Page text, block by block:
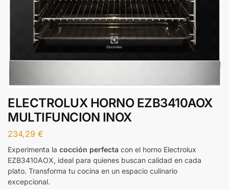
ELECTROLUX HORNO EZB3410AOX
MULTIFUNCION INOX
234,29 €
Experimenta la cocción perfecta con el horno Electrolux
EZB3410AOX, ideal para quienes buscan calidad en cada
plato. Transforma tu cocina en un espacio culinario
excepcional.